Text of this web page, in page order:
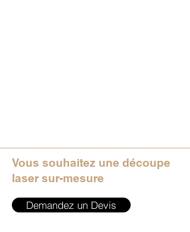
Vous souhaitez une découpe
laser sur-mesure
Demandez un Devis